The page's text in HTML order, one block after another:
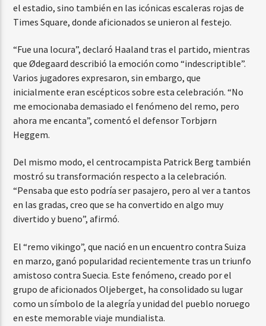
el estadio, sino también en las icónicas escaleras rojas de
Times Square, donde aficionados se unieron al festejo.
“Fue una locura”, declaró Haaland tras el partido, mientras
que Ødegaard describió la emoción como “indescriptible”.
Varios jugadores expresaron, sin embargo, que
inicialmente eran escépticos sobre esta celebración. “No
me emocionaba demasiado el fenómeno del remo, pero
ahora me encanta”, comentó el defensor Torbjørn
Heggem.
Del mismo modo, el centrocampista Patrick Berg también
mostró su transformación respecto a la celebración.
“Pensaba que esto podría ser pasajero, pero al ver a tantos
en las gradas, creo que se ha convertido en algo muy
divertido y bueno”, afirmó.
El “remo vikingo”, que nació en un encuentro contra Suiza
en marzo, ganó popularidad recientemente tras un triunfo
amistoso contra Suecia. Este fenómeno, creado por el
grupo de aficionados Oljeberget, ha consolidado su lugar
como un símbolo de la alegría y unidad del pueblo noruego
en este memorable viaje mundialista.